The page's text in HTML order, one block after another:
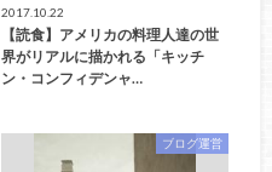
2017.10.22
【読食】アメリカの料理人達の世
界がリアルに描かれる「キッチ
ン・コンフィデンャ…
ブログ運営